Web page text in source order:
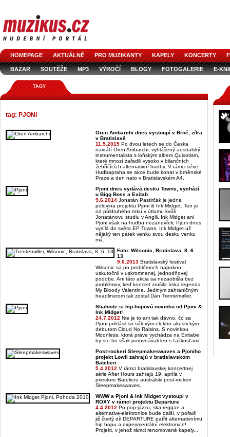
HOMEPAGE AKTUÁLNĚ PRO MUZIKANTY KAPELY KONCERTY
BAZAR SOUTĚŽE MP3 VÝROČÍ BLOGY FOTOGALERIE E-
TAGY
tag: PJONI
Oren Ambarchi dnes vystoupí v Brně, zítra
v Bratislavě
11.5.2015 Po dvou letech se do Česka
navrátí Oren Ambarchi, vyhlášený australský
instrumentalista s loňským albem Quixotism,
které mnozí zařadili vysoko v bilančních
žebříčících alternativní hudby. V rámci série
Hudbapraha se akce bude konat v brněnské
Praze a den nato v Bratislavském A4.
Pjoni dnes vydává desku Towns, vychází
u Bigg Boss a Exitab
9.6.2014 Jonatán Pastirčák je jedna
polovina projektu Pjoni & Ink Midget. Ten je
od půldruhého roku v útlumu kvůli
Jonatánovu studiu v Anglii. Ink Midget ani
Pjoni však na hudbu nezanevřeli, Pjoni dnes
vysílá do světa EP Towns, Ink Midget už
nějaký ten pátek venku svou desku venku
má.
Foto: Wilsonic, Bratislava, 8. 6.
13
9.6.2013 Bratislavský festival
Wilsonic sa po problémoch napokon
uskutočnil v uskromnenej, jednodňovej
podobe. Ani táto akcia sa nezaobišla bez
problémov, keď koncert zrušila írska legenda
My Bloody Valentine. Jediným zahraničným
headlinerom tak zostal Dán Trentemøller.
Stiahnite si hip-hopovú novinku od Pjoni &
Ink Midget!
24.7.2012 Nie je to ani tak dávno, čo sa
Pjoni prihlásil so sólovým elektro-akustickým
debutom Cloud No Raisins. S novinkou
Moonless, ktorá práve vychádza na Exitabe
by ste ho však porovnávali len s ťažkosťami.
Post-rockeri Sleepmakeswaves a Pjoniho
projekt Lowii zahrajú v bratislavskom
Batelieri
5.4.2012 V rámci bratislavskej koncertnej
série After Hours zahrajú 19. apríla v
priestore Batelieru austrálski post-rockeri
Sleepmakeswaves.
WWW a Pjoni & Ink Midget vystoupí v
ROXY v rámci projektu Departure
4.4.2012 Po pop-jazzu, ska-reggae a
alternative-elektronice bude další, v pořadí
již čtvrtý díl DEPARTURE patřit alternativnímu
hip hopu a experimentální elektronice!
Projekt, v jehož rámci renomované kapely...